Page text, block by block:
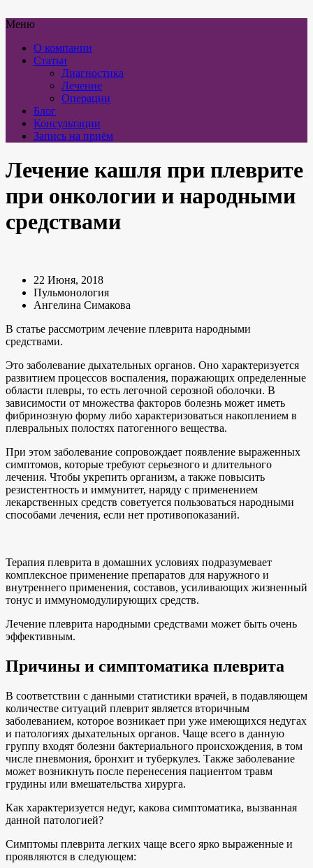
Меню
О компании
Статьи
Диагностика
Лечение
Операции
Блог
Консультации
Запись на приём
Лечение кашля при плеврите
при онкологии и народными
средствами
22 Июня, 2018
Пульмонология
Ангелина Симакова
В статье рассмотрим лечение плеврита народными
средствами.
Это заболевание дыхательных органов. Оно характеризуется
развитием процессов воспаления, поражающих определенные
области плевры, то есть легочной серозной оболочки. В
зависимости от множества факторов болезнь может иметь
фибринозную форму либо характеризоваться накоплением в
плевральных полостях патогенного вещества.
При этом заболевание сопровождает появление выраженных
симптомов, которые требуют серьезного и длительного
лечения. Чтобы укрепить организм, а также повысить
резистентность и иммунитет, наряду с применением
лекарственных средств советуется пользоваться народными
способами лечения, если нет противопоказаний.
Терапия плеврита в домашних условиях подразумевает
комплексное применение препаратов для наружного и
внутреннего применения, составов, усиливающих жизненный
тонус и иммуномодулирующих средств.
Лечение плеврита народными средствами может быть очень
эффективным.
Причины и симптоматика плеврита
В соответствии с данными статистики врачей, в подавляющем
количестве ситуаций плеврит является вторичным
заболеванием, которое возникает при уже имеющихся недугах
и патологиях дыхательных органов. Чаще всего в данную
группу входят болезни бактериального происхождения, в том
числе пневмония, бронхит и туберкулез. Также заболевание
может возникнуть после перенесения пациентом травм
грудины или вмешательства хирурга.
Как характеризуется недуг, какова симптоматика, вызванная
данной патологией?
Симптомы плеврита легких чаще всего ярко выраженные и
проявляются в следующем: